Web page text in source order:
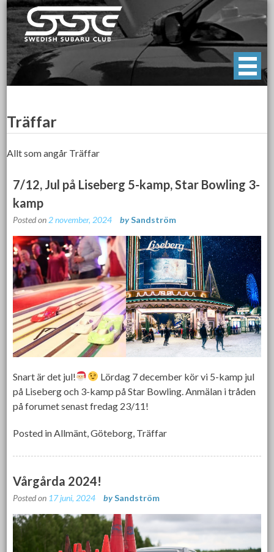
Skip
to
content
Swedish Subaru Club
För oss som älskar Subaru!
Träffar
Allt som angår Träffar
7/12, Jul på Liseberg 5-kamp, Star Bowling 3-
kamp
Posted on 2 november, 2024 bySandström
Snart är det jul!
Lördag 7 december kör vi 5-kamp jul
på Liseberg och 3-kamp på Star Bowling. Anmälan i tråden
på forumet senast fredag 23/11!
Posted in Allmänt ,Göteborg Träffar
Vårgårda 2024!
Posted on 17 juni, 2024 bySandström